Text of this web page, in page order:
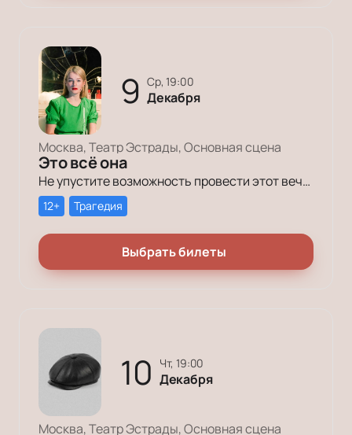
9 ср, 19:00
Декабря
Москва, Театр Эстрады, Основная сцена
Это всё она
Не упустите возможность провести этот вечер в компании героев постановки «Это всё она»!
12+ Трагедия
Выбрать билеты
10 чт, 19:00
Декабря
Москва, Театр Эстрады, Основная сцена